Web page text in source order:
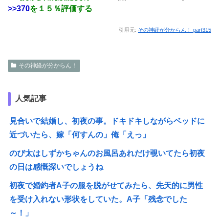
>>370を１５％評価する
引用元: その神経が分からん！ part315
その神経が分からん！
人気記事
見合いで結婚し、初夜の事。ドキドキしながらベッドに
近づいたら、嫁「何すんの」俺「えっ」
のび太はしずかちゃんのお風呂あれだけ覗いてたら初夜
の日は感慨深いでしょうね
初夜で婚約者A子の服を脱がせてみたら、先天的に男性
を受け入れない形状をしていた。A子「残念でした
～！」